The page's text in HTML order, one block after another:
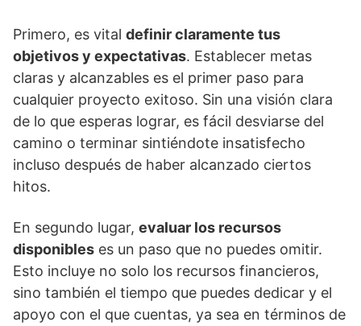
Primero, es vital definir claramente tus
objetivos y expectativas. Establecer metas
claras y alcanzables es el primer paso para
cualquier proyecto exitoso. Sin una visión clara
de lo que esperas lograr, es fácil desviarse del
camino o terminar sintiéndote insatisfecho
incluso después de haber alcanzado ciertos
hitos.
En segundo lugar, evaluar los recursos
disponibles es un paso que no puedes omitir.
Esto incluye no solo los recursos financieros,
sino también el tiempo que puedes dedicar y el
apoyo con el que cuentas, ya sea en términos de